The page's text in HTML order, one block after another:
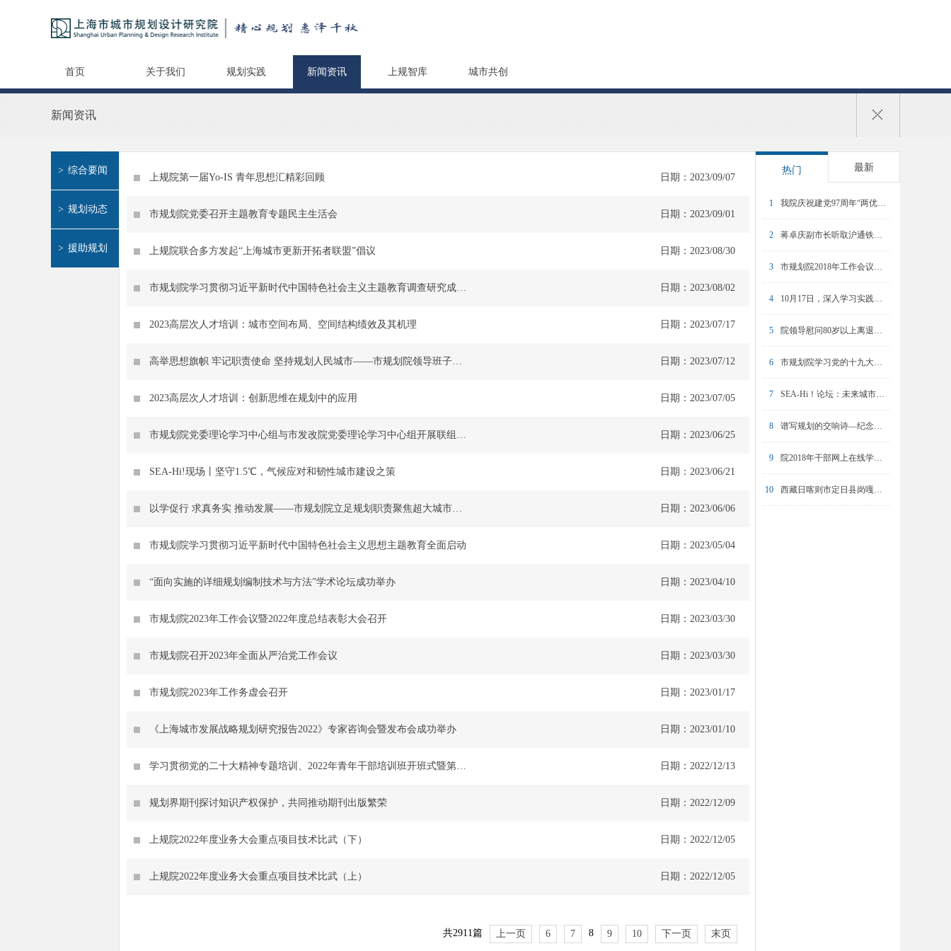
首页 关于我们 规划实践 新闻资讯 上规智库 城市共创
新闻资讯
> 综合要闻
> 规划动态
> 援助规划
日期：2023/09/07
上规院第一届Yo-IS 青年思想汇精彩回顾
日期：2023/09/01
市规划院党委召开主题教育专题民主生活会
日期：2023/08/30
上规院联合多方发起“上海城市更新开拓者联盟”倡议
日期：2023/08/02
市规划院学习贯彻习近平新时代中国特色社会主义主题教育调查研究成果交流会召开
日期：2023/07/17
2023高层次人才培训：城市空间布局、空间结构绩效及其机理
日期：2023/07/12
高举思想旗帜 牢记职责使命 坚持规划人民城市——市规划院领导班子以高质量党课推动主题教育取得实效
日期：2023/07/05
2023高层次人才培训：创新思维在规划中的应用
日期：2023/06/25
市规划院党委理论学习中心组与市发改院党委理论学习中心组开展联组学习
日期：2023/06/21
SEA-Hi!现场丨坚守1.5℃，气候应对和韧性城市建设之策
日期：2023/06/06
以学促行 求真务实 推动发展——市规划院立足规划职责聚焦超大城市发展关键问题开展多形式调研
日期：2023/05/04
市规划院学习贯彻习近平新时代中国特色社会主义思想主题教育全面启动
日期：2023/04/10
“面向实施的详细规划编制技术与方法”学术论坛成功举办
日期：2023/03/30
市规划院2023年工作会议暨2022年度总结表彰大会召开
日期：2023/03/30
市规划院召开2023年全面从严治党工作会议
日期：2023/01/17
市规划院2023年工作务虚会召开
日期：2023/01/10
《上海城市发展战略规划研究报告2022》专家咨询会暨发布会成功举办
日期：2022/12/13
学习贯彻党的二十大精神专题培训、2022年青年干部培训班开班式暨第四季度党支部书记例会召开
日期：2022/12/09
规划界期刊探讨知识产权保护，共同推动期刊出版繁荣
日期：2022/12/05
上规院2022年度业务大会重点项目技术比武（下）
日期：2022/12/05
上规院2022年度业务大会重点项目技术比武（上）
共2911篇 上一页 6 7 8 9 10 下一页 末页
热门 最新
1 我院庆祝建党97周年“两优一先”表彰大会暨专题党课举行
2 蒋卓庆副市长听取沪通铁路和上海东站规划汇报
3 市规划院2018年工作会议暨2017年度总结表彰大会召开
4 10月17日，深入学习实践科学发展观活动动员大会召开
5 院领导慰问80岁以上离退休职工
6 市规划院学习党的十九大精神专题培训圆满完成
7 SEA-Hi！论坛：未来城市的挑战与坚守
8 谱写规划的交响诗—纪念陈友华同志
9 院2018年干部网上在线学习操作培训举办
10 西藏日喀则市定日县岗嘎镇镇区规划中期汇报顺利完成